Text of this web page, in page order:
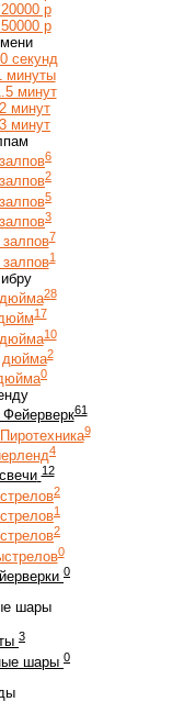
р
р
секунд
минуты
минут
минут
минут
6
2
5
3
залпов7
залпов1
28
17
10
дюйма2
0
Фейерверк61
9
4
12
2
1
2
0
0
шары
3
шары 0